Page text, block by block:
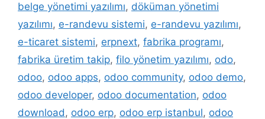
belge yönetimi yazılımı, döküman yönetimi
yazılımı, e-randevu sistemi, e-randevu yazılımı,
e-ticaret sistemi, erpnext, fabrika programı,
fabrika üretim takip, filo yönetim yazılımı, odo,
odoo, odoo apps, odoo community, odoo demo,
odoo developer, odoo documentation, odoo
download, odoo erp, odoo erp istanbul, odoo